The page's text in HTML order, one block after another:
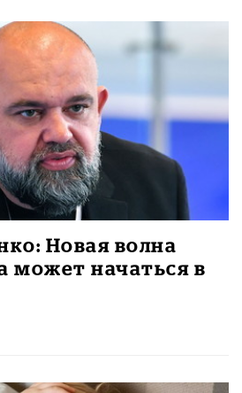
Новая волна
может начаться в